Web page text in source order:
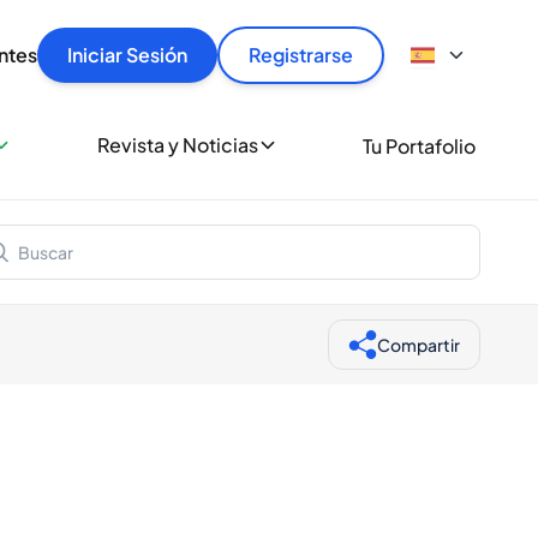
Iniciar Sesión Registrarse
rápido, con seguridad y al mejor precio.
miles de amantes del whisky y los destilados.
Revista y Noticias Tu Portafolio
Compartir